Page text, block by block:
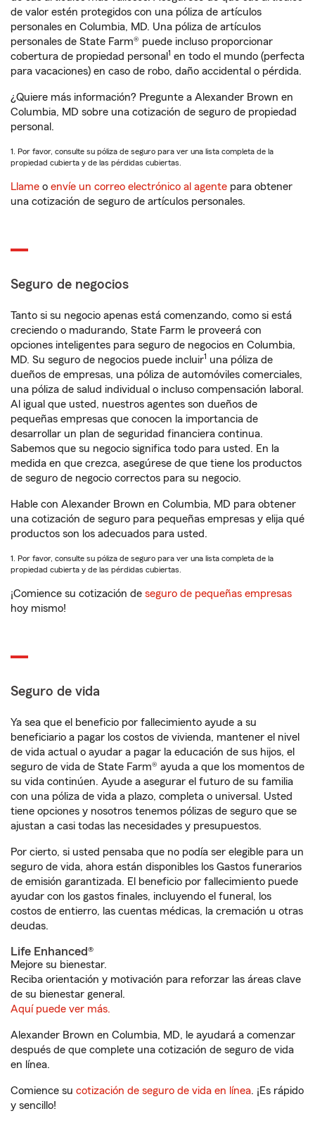
de valor estén protegidos con una póliza de artículos
personales en Columbia, MD. Una póliza de artículos
personales de State Farm® puede incluso proporcionar
cobertura de propiedad personal 1 en todo el mundo (perfecta
para vacaciones) en caso de robo, daño accidental o pérdida.
¿Quiere más información? Pregunte a Alexander Brown en
Columbia, MD sobre una cotización de seguro de propiedad
personal.
1. Por favor, consulte su póliza de seguro para ver una lista completa de la
propiedad cubierta y de las pérdidas cubiertas.
Llame o envíe un correo electrónico al agente para obtener
una cotización de seguro de artículos personales.
Seguro de negocios
Tanto si su negocio apenas está comenzando, como si está
creciendo o madurando, State Farm le proveerá con
opciones inteligentes para seguro de negocios en Columbia,
MD. Su seguro de negocios puede incluir1 una póliza de
dueños de empresas, una póliza de automóviles comerciales,
una póliza de salud individual o incluso compensación laboral.
Al igual que usted, nuestros agentes son dueños de
pequeñas empresas que conocen la importancia de
desarrollar un plan de seguridad financiera continua.
Sabemos que su negocio significa todo para usted. En la
medida en que crezca, asegúrese de que tiene los productos
de seguro de negocio correctos para su negocio.
Hable con Alexander Brown en Columbia, MD para obtener
una cotización de seguro para pequeñas empresas y elija qué
productos son los adecuados para usted.
1. Por favor, consulte su póliza de seguro para ver una lista completa de la
propiedad cubierta y de las pérdidas cubiertas.
¡Comience su cotización de seguro de pequeñas empresas
hoy mismo!
Seguro de vida
Ya sea que el beneficio por fallecimiento ayude a su
beneficiario a pagar los costos de vivienda, mantener el nivel
de vida actual o ayudar a pagar la educación de sus hijos, el
seguro de vida de State Farm® ayuda a que los momentos de
su vida continúen. Ayude a asegurar el futuro de su familia
con una póliza de vida a plazo, completa o universal. Usted
tiene opciones y nosotros tenemos pólizas de seguro que se
ajustan a casi todas las necesidades y presupuestos.
Por cierto, si usted pensaba que no podía ser elegible para un
seguro de vida, ahora están disponibles los Gastos funerarios
de emisión garantizada. El beneficio por fallecimiento puede
ayudar con los gastos finales, incluyendo el funeral, los
costos de entierro, las cuentas médicas, la cremación u otras
deudas.
Life Enhanced®
Mejore su bienestar.
Reciba orientación y motivación para reforzar las áreas clave
de su bienestar general.
Aquí puede ver más.
Alexander Brown en Columbia, MD, le ayudará a comenzar
después de que complete una cotización de seguro de vida
en línea.
Comience su cotización de seguro de vida en línea. ¡Es rápido
y sencillo!